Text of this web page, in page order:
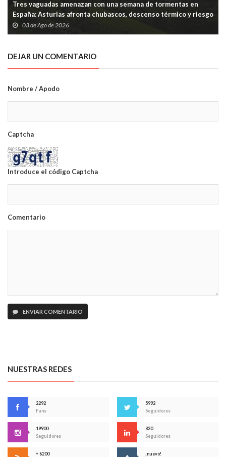
Tres vaguadas amenazan con una semana de tormentas en
España: Asturias afronta chubascos, descenso térmico y riesgo
puntual en la Cordillera
03 de Ago de 2026
DEJAR UN COMENTARIO
Nombre / Apodo
Captcha
Introduce el código Captcha
Comentario
ENVIAR COMENTARIO
NUESTRAS REDES
2292
Fans
5992
Seguidores
19900
Seguidores
830
Seguidores
+ 6200 ¡nuevo!